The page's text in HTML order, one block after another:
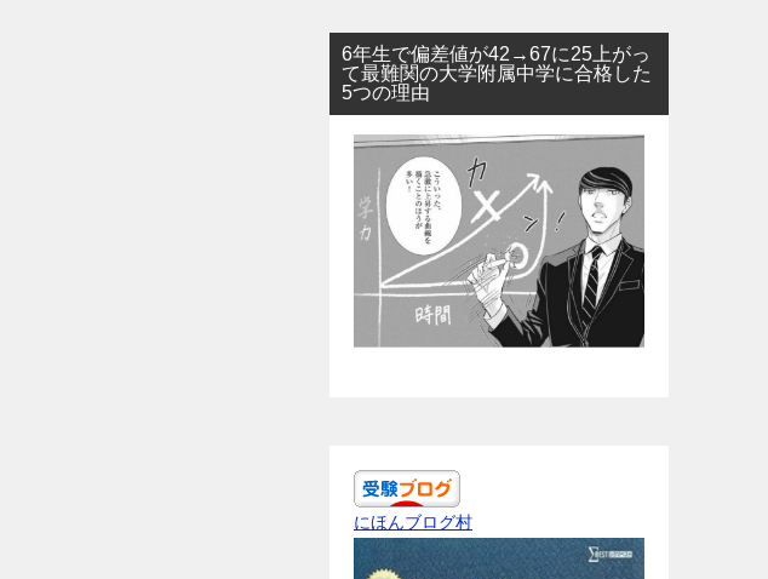
6年生で偏差値が42→67に25上がっ
て最難関の大学附属中学に合格した
5つの理由
にほんブログ村